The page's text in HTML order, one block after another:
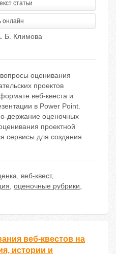
статьи
онлайн
Б. Климова
оценивания
проектов
веб-квеста и
в Power Point.
держание оценочных
проектной
сервисы для создания
, веб-квест,
, оценочные рубрики,
веб-квестов на
истории и